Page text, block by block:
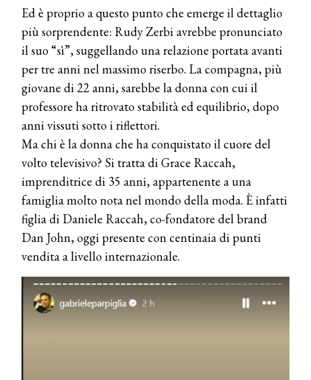
Ed è proprio a questo punto che emerge il dettaglio
più sorprendente: Rudy Zerbi avrebbe pronunciato
il suo “sì”, suggellando una relazione portata avanti
per tre anni nel massimo riserbo. La compagna, più
giovane di 22 anni, sarebbe la donna con cui il
professore ha ritrovato stabilità ed equilibrio, dopo
anni vissuti sotto i riflettori.
Ma chi è la donna che ha conquistato il cuore del
volto televisivo? Si tratta di Grace Raccah,
imprenditrice di 35 anni, appartenente a una
famiglia molto nota nel mondo della moda. È infatti
figlia di Daniele Raccah, co-fondatore del brand
Dan John, oggi presente con centinaia di punti
vendita a livello internazionale.